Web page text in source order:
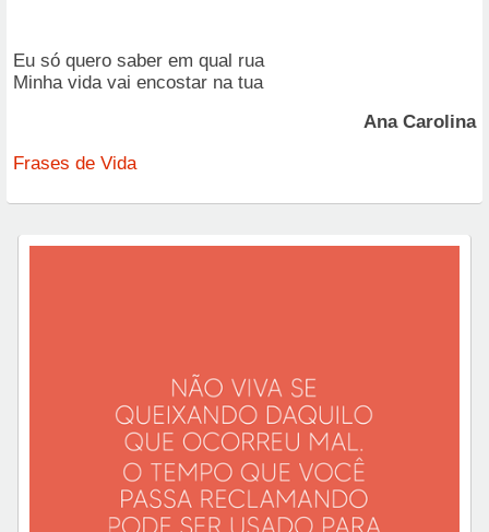
Eu só quero saber em qual rua
Minha vida vai encostar na tua
Ana Carolina
Frases de Vida